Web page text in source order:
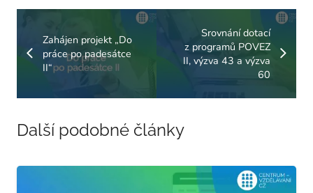
Zahájen projekt „Do
práce po padesátce
II“
Srovnání dotací
z programů POVEZ
II, výzva 43 a výzva
60
Další podobné články